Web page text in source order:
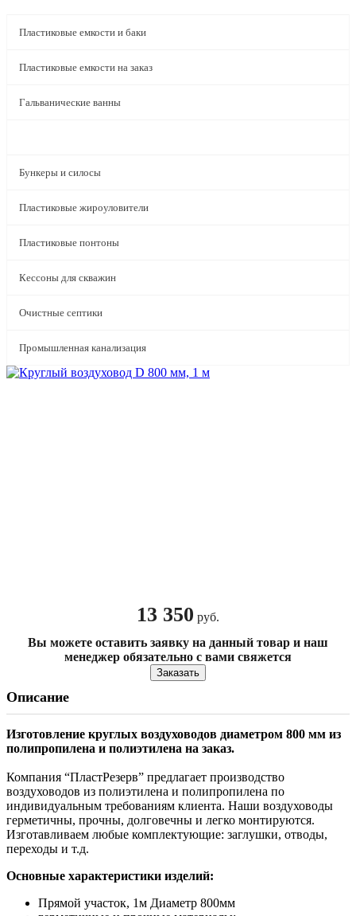
Пластиковые емкости и баки
Пластиковые емкости на заказ
Гальванические ванны
Бункеры и силосы
Пластиковые жироуловители
Пластиковые понтоны
Кессоны для скважин
Очистные септики
Промышленная канализация
13 350 руб.
Вы можете оставить заявку на данный товар и наш
менеджер обязательно с вами свяжется
Заказать
Описание
Изготовление круглых воздуховодов диаметром 800 мм из
полипропилена и полиэтилена на заказ.
Компания “ПластРезерв” предлагает производство
воздуховодов из полиэтилена и полипропилена по
индивидуальным требованиям клиента. Наши воздуховоды
герметичны, прочны, долговечны и легко монтируются.
Изготавливаем любые комплектующие: заглушки, отводы,
переходы и т.д.
Основные характеристики изделий:
Прямой участок, 1м Диаметр 800мм